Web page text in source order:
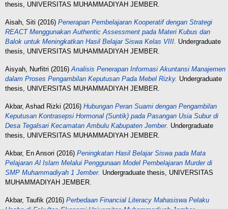
thesis, UNIVERSITAS MUHAMMADIYAH JEMBER.
Aisah, Siti (2016) Penerapan Pembelajaran Kooperatif dengan Strategi
REACT Menggunakan Authentic Assessment pada Materi Kubus dan
Balok untuk Meningkatkan Hasil Belajar Siswa Kelas VIII. Undergraduate
thesis, UNIVERSITAS MUHAMMADIYAH JEMBER.
Aisyah, Nurfitri (2016)Analisis Penerapan Informasi Akuntansi Manajemen
dalam Proses Pengambilan Keputusan Pada Mebel Rizky. Undergraduate
thesis, UNIVERSITAS MUHAMMADIYAH JEMBER.
Akbar, Ashad Rizki (2016) Hubungan Peran Suami dengan Pengambilan
Keputusan Kontrasepsi Hormonal (Suntik) pada Pasangan Usia Subur di
Desa Tegalsari Kecamatan Ambulu Kabupaten Jember. Undergraduate
thesis, UNIVERSITAS MUHAMMADIYAH JEMBER.
Akbar, En Ansori (2016) Peningkatan Hasil Belajar Siswa pada Mata
Pelajaran Al Islam Melalui Penggunaan Model Pembelajaran Murder di
SMP Muhammadiyah 1 Jember. Undergraduate thesis, UNIVERSITAS
MUHAMMADIYAH JEMBER.
Akbar, Taufik (2016) Perbedaan Financial Literacy Mahasiswa Pelaku